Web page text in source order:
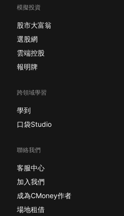
模擬投資
股市大富翁
選股網
雲端控股
報明牌
跨領域學習
學到
口袋Studio
聯絡我們
客服中心
加入我們
成為CMoney作者
場地租借